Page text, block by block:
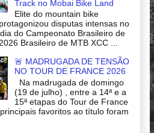
Track no Mobai Bike Land
Elite do mountain bike
disputas intensas no
do Campeonato Brasileiro de
Brasileiro de MTB XCC ...
🚨 MADRUGADA DE TENSÃO
NO TOUR DE FRANCE 2026
Na madrugada de domingo
(19 de julho) , entre a 14ª e a
15ª etapas do Tour de France
favoritos ao título foram